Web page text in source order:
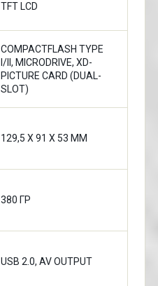
TFT LCD
COMPACTFLASH TYPE
I/II, MICRODRIVE, XD-
PICTURE CARD (DUAL-
SLOT)
129,5 Х 91 Х 53 ММ
380 ГР
USB 2.0, AV OUTPUT